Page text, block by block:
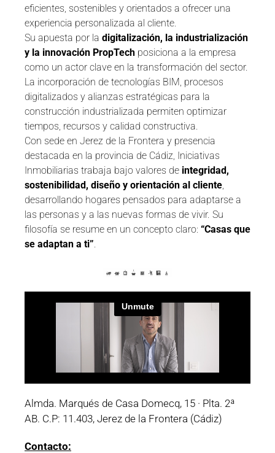
eficientes, sostenibles y orientados a ofrecer una
experiencia personalizada al cliente.
Su apuesta por la digitalización, la industrialización
y la innovación PropTech posiciona a la empresa
como un actor clave en la transformación del sector.
La incorporación de tecnologías BIM, procesos
digitalizados y alianzas estratégicas para la
construcción industrializada permiten optimizar
tiempos, recursos y calidad constructiva.
Con sede en Jerez de la Frontera y presencia
destacada en la provincia de Cádiz, Iniciativas
Inmobiliarias trabaja bajo valores de integridad,
sostenibilidad, diseño y orientación al cliente,
desarrollando hogares pensados para adaptarse a
las personas y a las nuevas formas de vivir. Su
filosofía se resume en un concepto claro: “Casas que
se adaptan a ti”.
Almda. Marqués de Casa Domecq, 15 · Plta. 2ª
AB. C.P: 11.403, Jerez de la Frontera (Cádiz)
Contacto: